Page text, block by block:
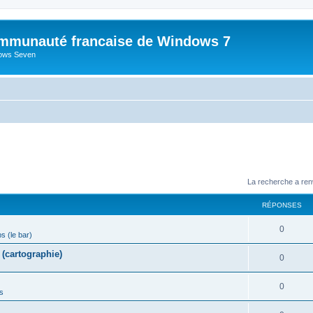
francaise de Windows 7
Seven
La recherche a
RÉPONSES
(le bar)
0R
é
o
n
0R
é
0R
é